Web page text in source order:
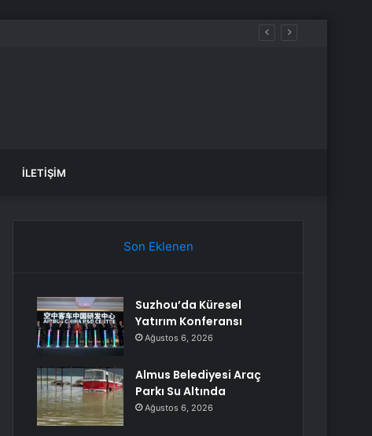
İLETIŞIM
Son Eklenen
Suzhou’da Küresel
Yatırım Konferansı
Ağustos 6, 2026
Almus Belediyesi Araç
Parkı Su Altında
Ağustos 6, 2026